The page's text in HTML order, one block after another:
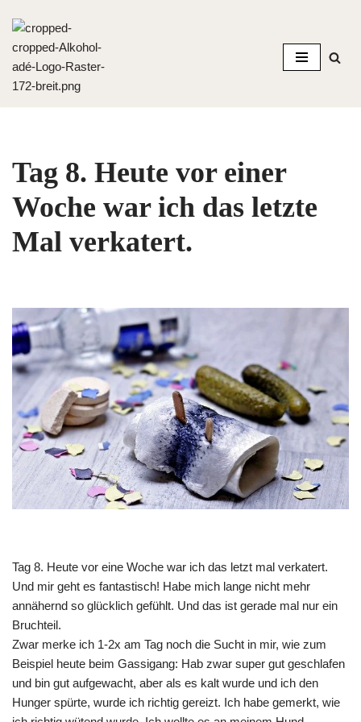
Zum
Inhalt
springen
Tag 8. Heute vor einer
Woche war ich das letzte
Mal verkatert.
Tag 8. Heute vor eine Woche war ich das letzt mal verkatert.
Und mir geht es fantastisch! Habe mich lange nicht mehr
annähernd so glücklich gefühlt. Und das ist gerade mal nur ein
Bruchteil.
Zwar merke ich 1-2x am Tag noch die Sucht in mir, wie zum
Beispiel heute beim Gassigang: Hab zwar super gut geschlafen
und bin gut aufgewacht, aber als es kalt wurde und ich den
Hunger spürte, wurde ich richtig gereizt. Ich habe gemerkt, wie